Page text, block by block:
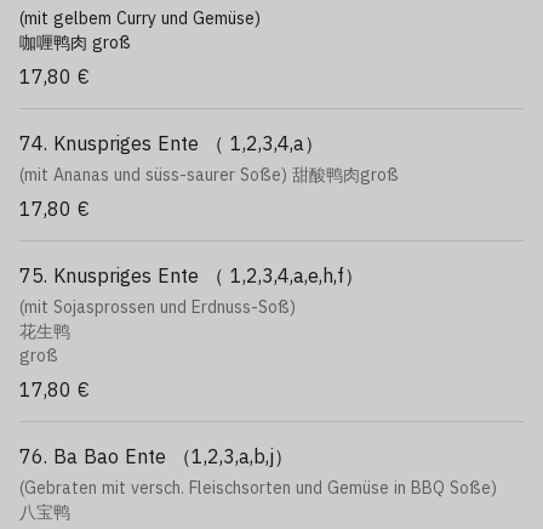
(mit gelbem Curry und Gemüse)
咖喱鸭肉 groß
17,80 €
74. Knuspriges Ente （ 1,2,3,4,a）
(mit Ananas und süss-saurer Soße) 甜酸鸭肉groß
17,80 €
75. Knuspriges Ente （ 1,2,3,4,a,e,h,f）
(mit Sojasprossen und Erdnuss-Soß)
花生鸭
groß
17,80 €
76. Ba Bao Ente （1,2,3,a,b,j）
(Gebraten mit versch. Fleischsorten und Gemüse in BBQ Soße)
八宝鸭